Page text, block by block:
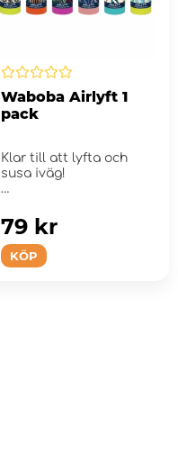
Waboba Airlyft 1
pack
Klar till att lyfta och
susa iväg!
KÖP
79 kr